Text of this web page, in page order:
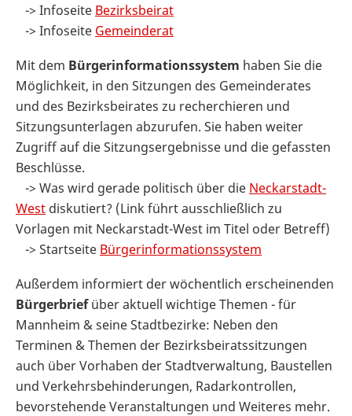
-> Infoseite Bezirksbeirat
-> Infoseite Gemeinderat
Mit dem Bürgerinformationssystem haben Sie die
Möglichkeit, in den Sitzungen des Gemeinderates
und des Bezirksbeirates zu recherchieren und
Sitzungsunterlagen abzurufen. Sie haben weiter
Zugriff auf die Sitzungsergebnisse und die gefassten
Beschlüsse.
-> Was wird gerade politisch über die Neckarstadt-
West diskutiert? (Link führt ausschließlich zu
Vorlagen mit Neckarstadt-West im Titel oder Betreff)
-> Startseite Bürgerinformationssystem
Außerdem informiert der wöchentlich erscheinenden
Bürgerbriefüber aktuell wichtige Themen - für
Mannheim & seine Stadtbezirke: Neben den
Terminen & Themen der Bezirksbeiratssitzungen
auch über Vorhaben der Stadtverwaltung, Baustellen
und Verkehrsbehinderungen, Radarkontrollen,
bevorstehende Veranstaltungen und Weiteres mehr.